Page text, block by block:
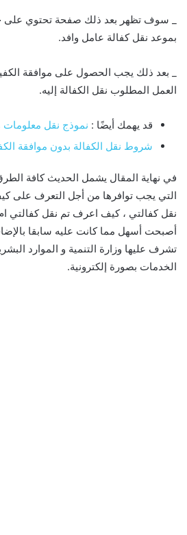
_ سوف تظهر بعد ذلك صفحة تحتوي على
بموعد نقل كفالة عامل وافد.
_ بعد ذلك يجب الحصول على موافقة
العمل المطلوب نقل الكفالة إليه.
قد يهمك أيضًا : نموذج نقل معلومات
شروط نقل الكفالة بدون موافقة
في نهاية المقال يشمل الحديث كافة
التي يجب توافرها من أجل التعرف على
نقل كفالتي ، كيف اعرف تم نقل كفالتي
أصبحت أسهل مما كانت عليه سابقا
تشرف عليها وزارة التنمية و الموارد
الخدمات بصورة إلكترونية.